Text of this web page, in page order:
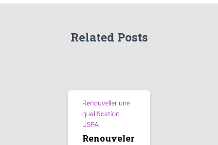
Related Posts
Renouveller une
qualification
USPA
Renouveler